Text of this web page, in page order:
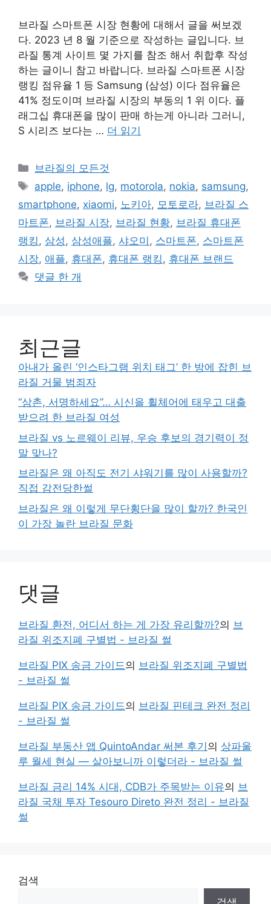
브라질 스마트폰 시장 현황에 대해서 글을 써보겠
다. 2023 년 8 월 기준으로 작성하는 글입니다. 브
라질 통계 사이트 몇 가지를 참조 해서 취합후 작성
하는 글이니 참고 바랍니다. 브라질 스마트폰 시장
랭킹 점유율 1 등 Samsung (삼성) 이다 점유율은
41% 정도이며 브라질 시장의 부동의 1 위 이다. 플
래그십 휴대폰을 많이 판매 하는게 아니라 그러니,
S 시리즈 보다는 … 더 읽기
카
고
리
브라질의 모든것
태
그
apple, iphone, lg, motorola, nokia, samsung,
smartphone, xiaomi, 노키아, 모토로라, 브라질 스
마트폰, 브라질 시장, 브라질 현황, 브라질 휴대폰
랭킹 , 삼성 , 삼성애플, 샤오미 , 스마트폰, 스마트폰
시장, 애플, 휴대폰, 휴대폰 랭킹 , 휴대폰 브랜드
댓글 한 개
최근글
아내가 올린 ‘인스타그램 위치 태그’ 한 방에 잡힌 브
라질 거물 범죄자
“삼촌, 서명하세요”… 시신을 휠체어에 태우고 대출
받으려 한 브라질 여성
브라질 vs 노르웨이 리뷰, 우승 후보의 경기력이 정
말 맞나?
브라질은 왜 아직도 전기 샤워기를 많이 사용할까?
직접 감전당한썰
브라질은 왜 이렇게 무단횡단을 많이 할까? 한국인
이 가장 놀란 브라질 문화
댓글
브라질 환전, 어디서 하는 게 가장 유리할까?의 브
라질 위조지폐 구별법 - 브라질 썰
브라질 PIX 송금 가이드의 브라질 위조지폐 구별법
- 브라질 썰
브라질 PIX 송금 가이드의 브라질 핀테크 완전 정리
- 브라질 썰
브라질 부동산 앱 QuintoAndar 써본 후기의 상파울
루 월세 현실 — 살아보니까 이렇더라 - 브라질 썰
브라질 금리 14% 시대, CDB가 주목받는 이유의 브
라질 국채 투자 Tesouro Direto 완전 정리 - 브라질
썰
검색